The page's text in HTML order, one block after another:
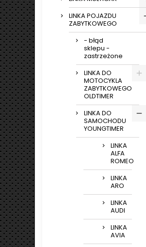
LINKA POJAZDU
ZABYTKOWEGO
- błąd
sklepu -
zastrzeżone
LINKA DO
MOTOCYKLA
ZABYTKOWEGO
OLDTIMER
LINKA DO
SAMOCHODU
YOUNGTIMER
LINKA
ALFA
ROMEO
LINKA
ARO
LINKA
AUDI
LINKA
AVIA